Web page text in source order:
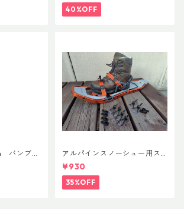
40%OFF
バンブー
アルパインスノーシュー用ス
トラップキャッチ(ペア)
¥930
35%OFF